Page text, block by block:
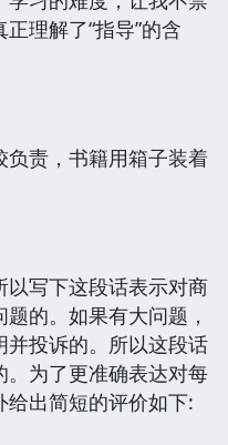
理解了“指导”的含
责，书籍用箱子装着
写下这段话表示对商
的。如果有大问题，
投诉的。所以这段话
。为了更准确表达对每
出简短的评价如下: